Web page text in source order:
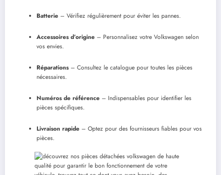
Batterie – Vérifiez régulièrement pour éviter les pannes.
Accessoires d’origine – Personnalisez votre Volkswagen selon
vos envies.
Réparations– Consultez le catalogue pour toutes les pièces
nécessaires.
Numéros de référence – Indispensables pour identifier les
pièces spécifiques.
Livraison rapide – Optez pour des fournisseurs fiables pour vos
pièces.